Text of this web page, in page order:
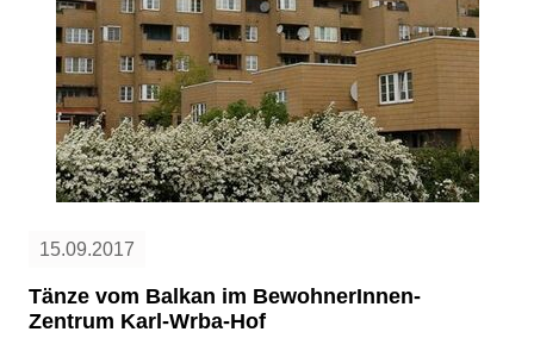
15.09.2017
Tänze vom Balkan im BewohnerInnen-
Zentrum Karl-Wrba-Hof